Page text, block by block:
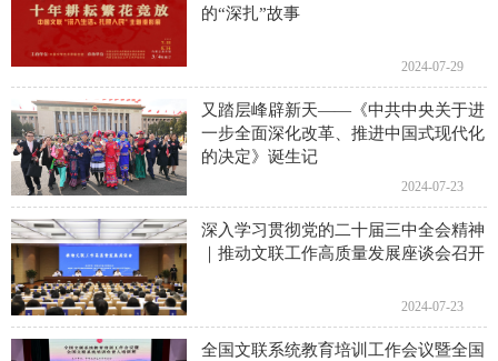
的“深扎”故事
2024-07-29
又踏层峰辟新天——《中共中央关于进
一步全面深化改革、推进中国式现代化
的决定》诞生记
2024-07-23
深入学习贯彻党的二十届三中全会精神
｜推动文联工作高质量发展座谈会召开
2024-07-23
全国文联系统教育培训工作会议暨全国